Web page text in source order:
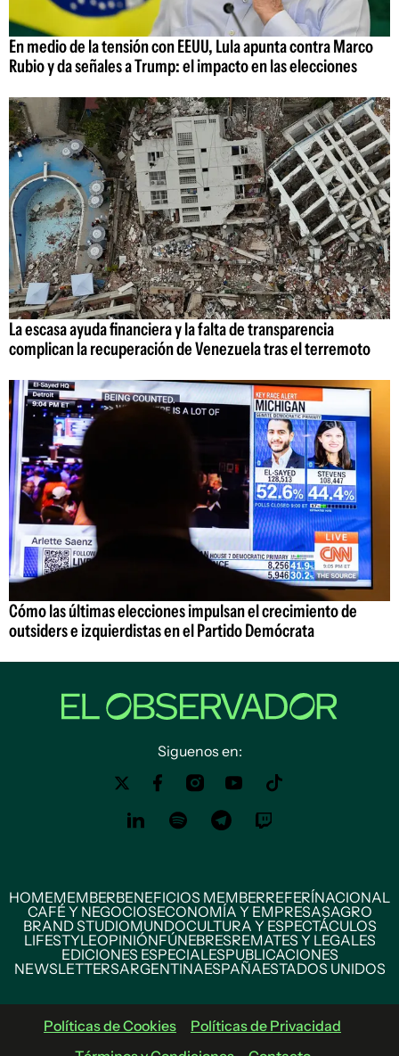
En medio de la tensión con EEUU, Lula apunta contra Marco
Rubio y da señales a Trump: el impacto en las elecciones
La escasa ayuda financiera y la falta de transparencia
complican la recuperación de Venezuela tras el terremoto
Cómo las últimas elecciones impulsan el crecimiento de
outsiders e izquierdistas en el Partido Demócrata
Siguenos en:
HOMEMEMBERBENEFICIOS MEMBERREFERÍNACIONAL
CAFÉ Y NEGOCIOSECONOMÍA Y EMPRESASAGRO
BRAND STUDIOMUNDOCULTURA Y ESPECTÁCULOS
LIFESTYLEOPINIÓNFÚNEBRESREMATES Y LEGALES
EDICIONES ESPECIALESPUBLICACIONES
NEWSLETTERSARGENTINAESPAÑAESTADOS UNIDOS
Políticas de Cookies
Políticas de Privacidad